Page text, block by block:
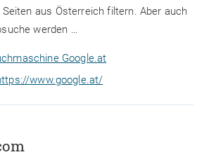
aus Österreich filtern. Aber auch
werden …
Google.at
www.google.at/